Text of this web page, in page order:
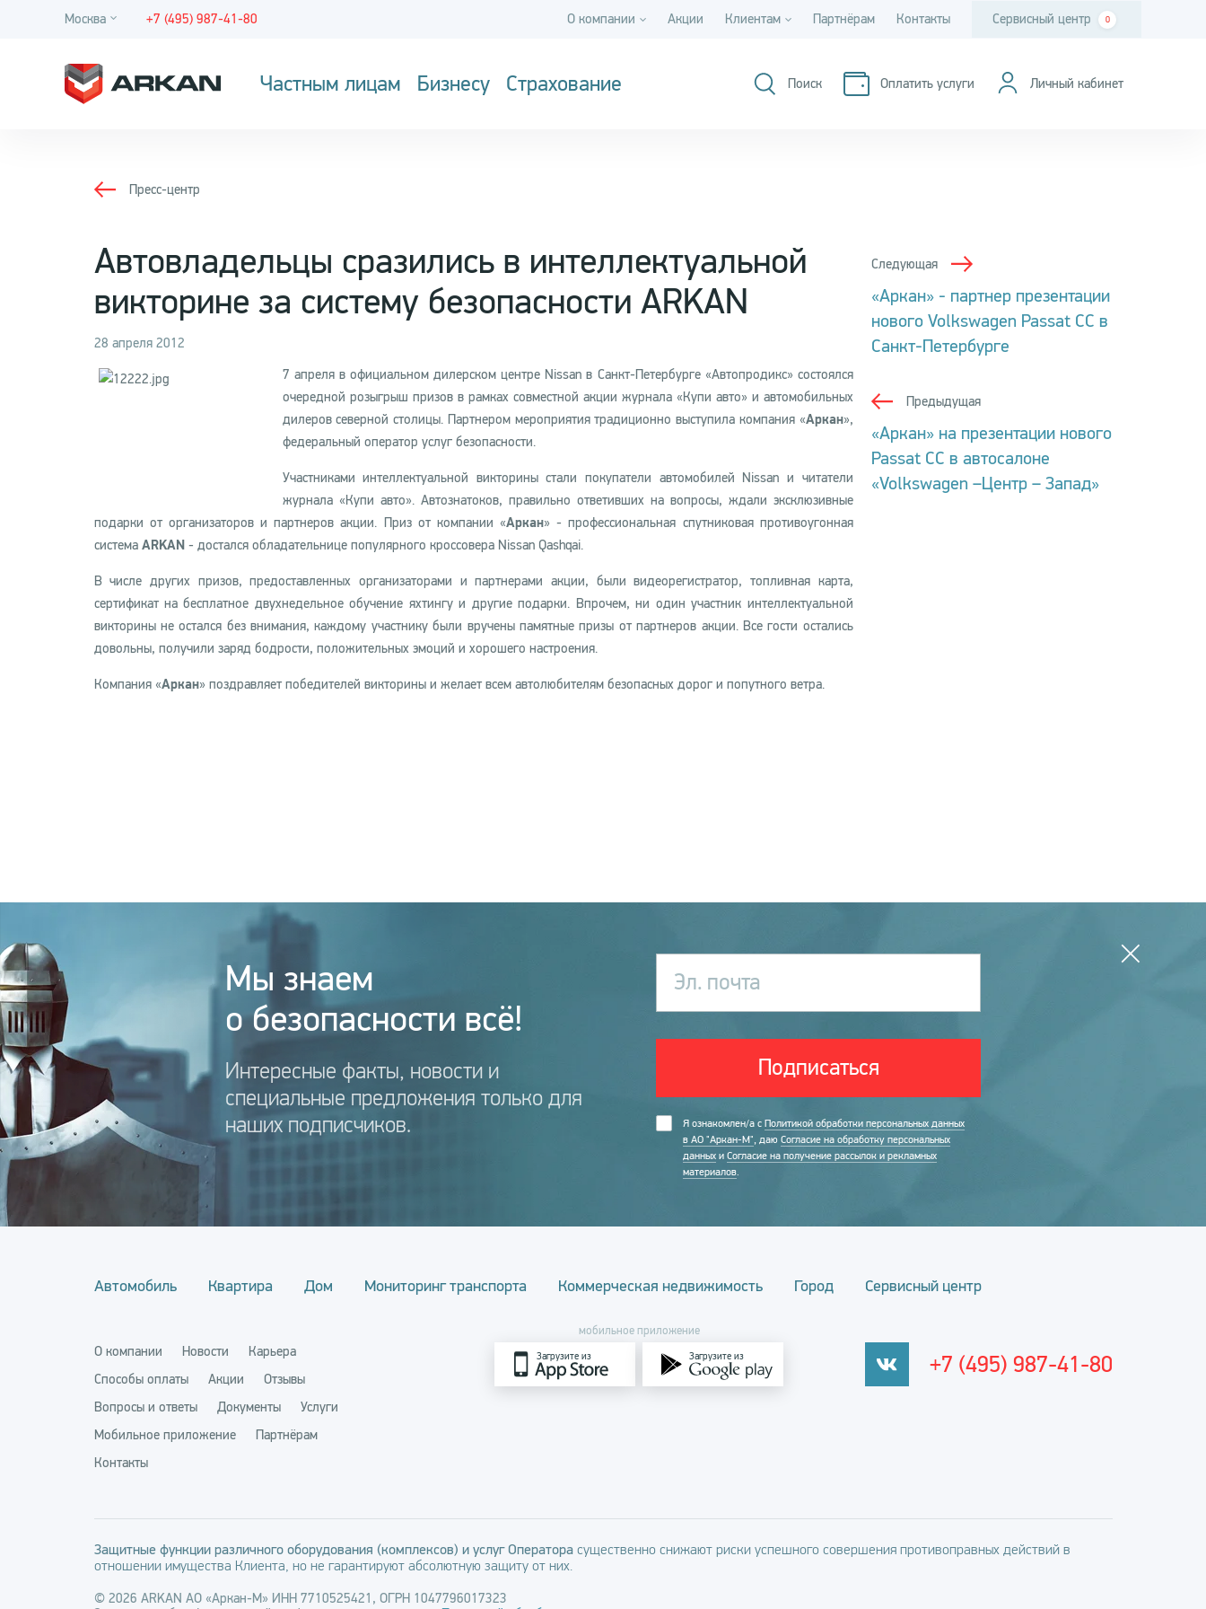
Москва +7 (495) 987-41-80 О компании Акции Клиентам Партнёрам Контакты Сервисный центр 0
Частным лицам Бизнесу Страхование Поиск Оплатить услуги Личный кабинет
Пресс-центр
Автовладельцы сразились в интеллектуальной
викторине за систему безопасности ARKAN
28 апреля 2012
7 апреля в официальном дилерском центре Nissan в Санкт-Петербурге «Автопродикс» состоялся
очередной розыгрыш призов в рамках совместной акции журнала «Купи авто» и автомобильных
дилеров северной столицы. Партнером мероприятия традиционно выступила компания «Аркан»,
федеральный оператор услуг безопасности.
Участниками интеллектуальной викторины стали покупатели автомобилей Nissan и читатели
журнала «Купи авто». Автознатоков, правильно ответивших на вопросы, ждали эксклюзивные
подарки от организаторов и партнеров акции. Приз от компании «Аркан» - профессиональная спутниковая противоугонная
система ARKAN - достался обладательнице популярного кроссовера Nissan Qashqai.
В числе других призов, предоставленных организаторами и партнерами акции, были видеорегистратор, топливная карта,
сертификат на бесплатное двухнедельное обучение яхтингу и другие подарки. Впрочем, ни один участник интеллектуальной
викторины не остался без внимания, каждому участнику были вручены памятные призы от партнеров акции. Все гости остались
довольны, получили заряд бодрости, положительных эмоций и хорошего настроения.
Компания «Аркан» поздравляет победителей викторины и желает всем автолюбителям безопасных дорог и попутного ветра.
Следующая
«Аркан» - партнер презентации
нового Volkswagen Passat CC в
Санкт-Петербурге
Предыдущая
«Аркан» на презентации нового
Passat CC в автосалоне
«Volkswagen –Центр – Запад»
Мы знаем
о безопасности всё!
Интересные факты, новости и
специальные предложения только для
наших подписчиков.
Эл. почта
Подписаться
Я ознакомлен/а с Политикой обработки персональных данных
в АО "Аркан-М", даю Согласие на обработку персональных
данных и Согласие на получение рассылок и рекламных
материалов.
Автомобиль Квартира Дом Мониторинг транспорта Коммерческая недвижимость Город Сервисный центр
О компании Новости
Карьера
Способы оплаты
Акции
Отзывы
Вопросы и ответы
Документы
Услуги
Мобильное приложение
Партнёрам
Контакты
мобильное приложение
Загрузите из Загрузите из +7 (495) 987-41-80
Защитные функции различного оборудования (комплексов) и услуг Оператора существенно снижают риски успешного совершения противоправных действий в
отношении имущества Клиента, но не гарантируют абсолютную защиту от них.
© 2026 ARKAN АО «Аркан-М» ИНН 7710525421, ОГРН 1047796017323